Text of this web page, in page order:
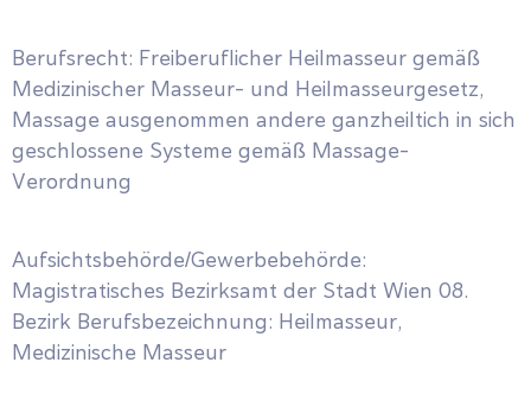
Berufsrecht: Freiberuflicher Heilmasseur gemäß
Medizinischer Masseur- und Heilmasseurgesetz,
Massage ausgenommen andere ganzheiltich in sich
geschlossene Systeme gemäß Massage-
Verordnung
Aufsichtsbehörde/Gewerbebehörde:
Magistratisches Bezirksamt der Stadt Wien 08.
Bezirk Berufsbezeichnung: Heilmasseur,
Medizinische Masseur